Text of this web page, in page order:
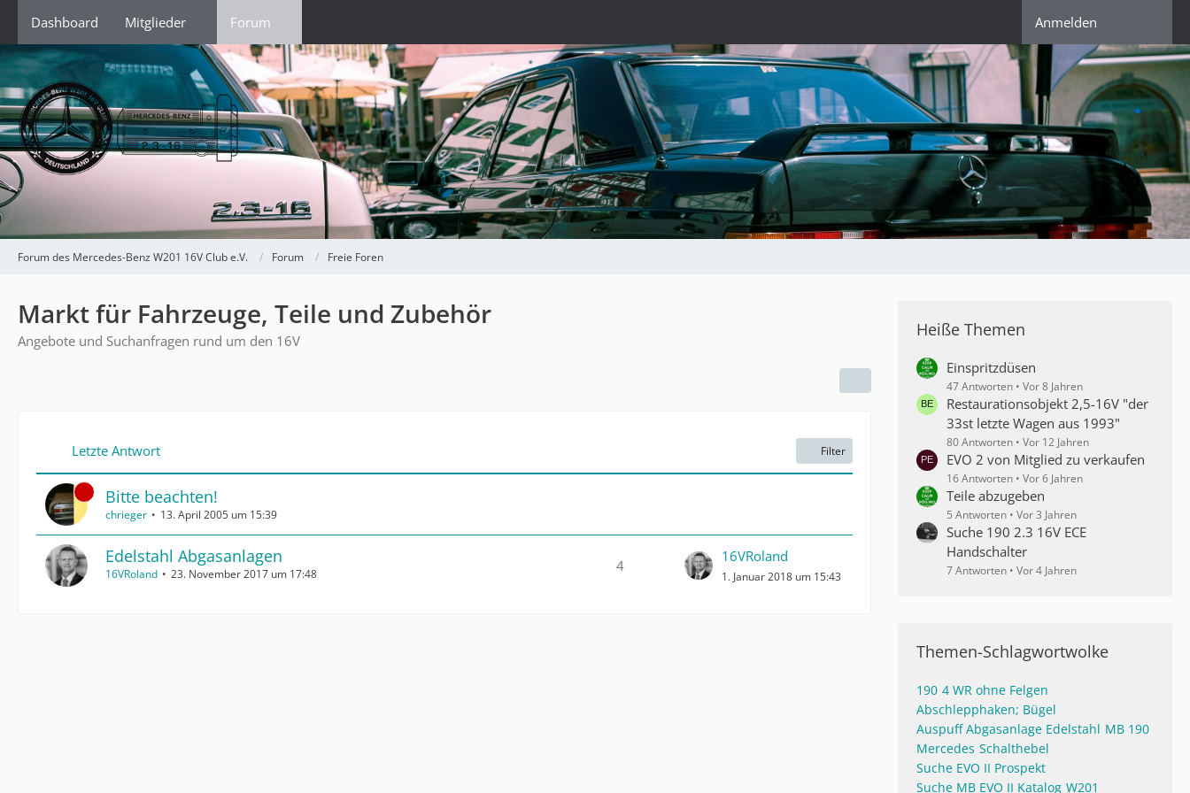
Dashboard Mitglieder Forum Anmelden
Forum des Mercedes-Benz W201 16V Club e.V. Forum Freie Foren
Markt für Fahrzeuge, Teile und Zubehör
Angebote und Suchanfragen rund um den 16V
Letzte Antwort Filter
Bitte beachten!
chrieger 13. April 2005 um 15:39
Edelstahl Abgasanlagen
16VRoland 23. November 2017 um 17:48 4
16VRoland
1. Januar 2018 um 15:43
Heiße Themen
Einspritzdüsen
47 Antworten Vor 8 Jahren
Restaurationsobjekt 2,5-16V "der
33st letzte Wagen aus 1993"
80 Antworten Vor 12 Jahren
EVO 2 von Mitglied zu verkaufen
16 Antworten Vor 6 Jahren
Teile abzugeben
5 Antworten Vor 3 Jahren
Suche 190 2.3 16V ECE
Handschalter
7 Antworten Vor 4 Jahren
Themen-Schlagwortwolke
190 4 WR ohne Felgen
Abschlepphaken; Bügel
Auspuff Abgasanlage Edelstahl MB 190
Mercedes Schalthebel
Suche EVO II Prospekt
Suche MB EVO II Katalog W201